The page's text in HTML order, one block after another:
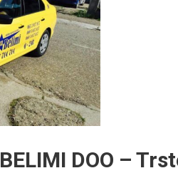
BELIMI DOO –